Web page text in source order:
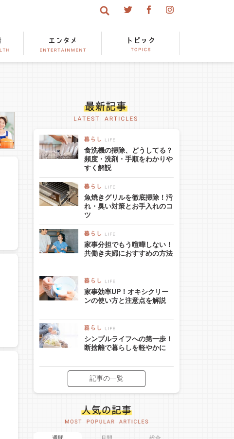
食洗機の掃除、どうしてる？
頻度・洗剤・手順をわかりや
すく解説
魚焼きグリルを徹底掃除！汚
れ・臭い対策とお手入れのコ
ツ
家事分担でもう喧嘩しない！
共働き夫婦におすすめの方法
家事効率UP！オキシクリー
ンの使い方と注意点を解説
シンプルライフへの第一歩！
断捨離で暮らしを軽やかに
記事の一覧